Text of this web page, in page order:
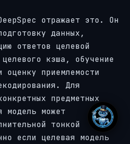
отражает это. Он
данных,
ответов целевой
кэша, обучение
оценку приемлемости
Для
предметных
модель может
тонкой
если целевая модель